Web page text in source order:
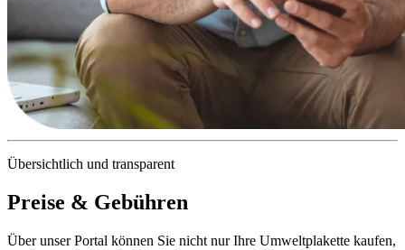
Übersichtlich und transparent
Preise & Gebühren
Über unser Portal können Sie nicht nur Ihre Umweltplakette kaufen,